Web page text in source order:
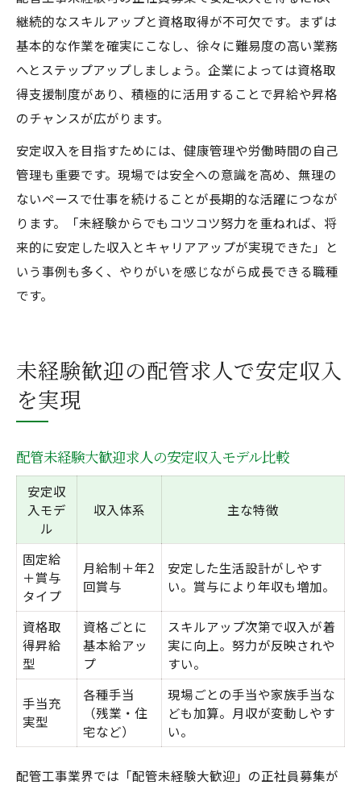
継続的なスキルアップと資格取得が不可欠です。まずは
基本的な作業を確実にこなし、徐々に難易度の高い業務
へとステップアップしましょう。企業によっては資格取
得支援制度があり、積極的に活用することで昇給や昇格
のチャンスが広がります。
安定収入を目指すためには、健康管理や労働時間の自己
管理も重要です。現場では安全への意識を高め、無理の
ないペースで仕事を続けることが長期的な活躍につなが
ります。「未経験からでもコツコツ努力を重ねれば、将
来的に安定した収入とキャリアアップが実現できた」と
いう事例も多く、やりがいを感じながら成長できる職種
です。
未経験歓迎の配管求人で安定収入
を実現
配管未経験大歓迎求人の安定収入モデル比較
安定収
入モデ
ル
収入体系 主な特徴
固定給
＋賞与
タイプ
月給制＋年2
回賞与
安定した生活設計がしやす
い。賞与により年収も増加。
資格取
得昇給
型
資格ごとに
基本給アッ
プ
スキルアップ次第で収入が着
実に向上。努力が反映されや
すい。
手当充
実型
各種手当
（残業・住
宅など）
現場ごとの手当や家族手当な
ども加算。月収が変動しやす
い。
配管工事業界では「配管未経験大歓迎」の正社員募集が